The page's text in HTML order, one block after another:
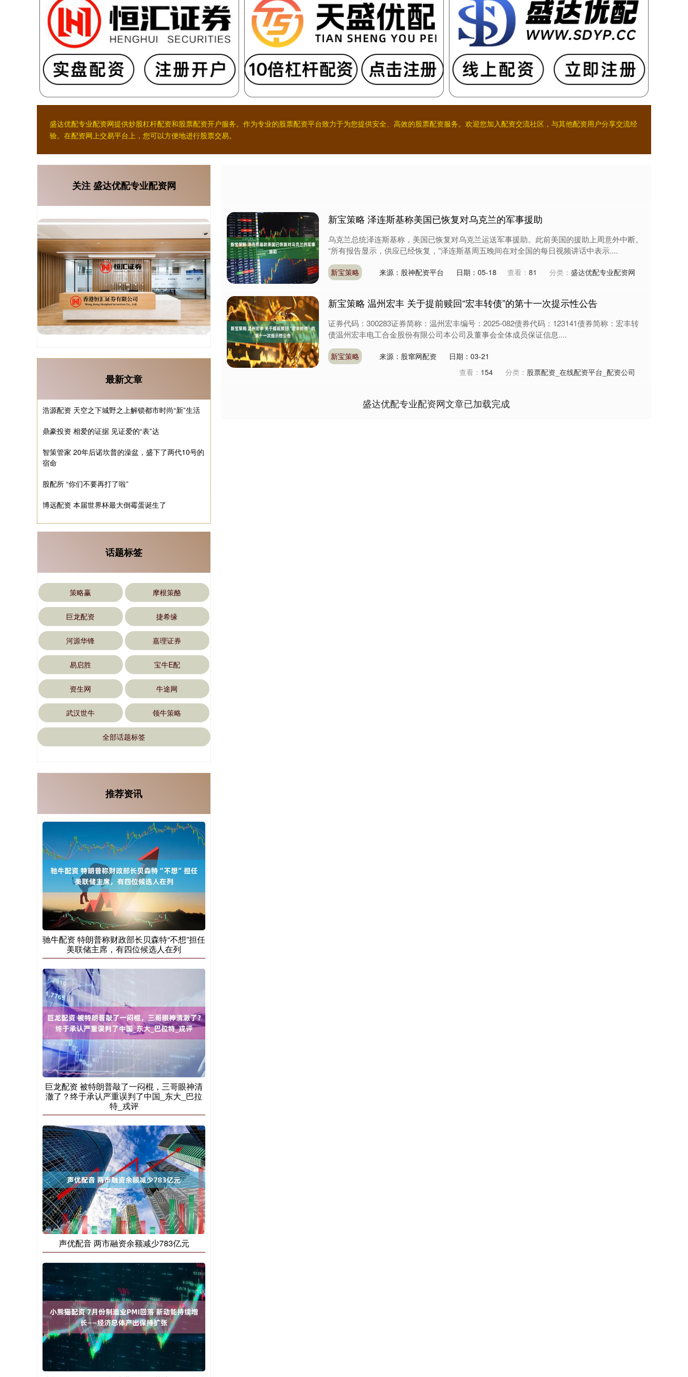
盛达优配专业配资网提供炒股杠杆配资和股票配资开户服务。作为专业的股票配资平台致力于为您提供安全、高效的股票配资服务。欢迎您加入配资交流社区，与其他配资用户分享交流经
验。在配资网上交易平台上，您可以方便地进行股票交易。
新宝策略 泽连斯基称美国已恢复对乌克兰的军事援助
乌克兰总统泽连斯基称，美国已恢复对乌克兰运送军事援助。此前美国的援助上周意外中断。
“所有报告显示，供应已经恢复，”泽连斯基周五晚间在对全国的每日视频讲话中表示....
新宝策略 来源：股神配资平台 日期：05-18 查看： 81 分类： 盛达优配专业配资网
新宝策略 温州宏丰 关于提前赎回“宏丰转债”的第十一次提示性公告
证券代码：300283证券简称：温州宏丰编号：2025-082债券代码：123141债券简称：宏丰转
债温州宏丰电工合金股份有限公司本公司及董事会全体成员保证信息....
新宝策略 来源：股窜网配资
日期：03-21
查看： 154 分类： 股票配资_在线配资平台_配资公司
盛达优配专业配资网文章已加载完成
关注 盛达优配专业配资网
最新文章
浩源配资 天空之下城野之上解锁都市时尚“新”生活
鼎豪投资 相爱的证据 见证爱的“表”达
智策管家 20年后诺坎普的澡盆，盛下了两代10号的
宿命
股配所 “你们不要再打了啦”
博远配资 本届世界杯最大倒霉蛋诞生了
话题标签
策略赢 摩根策酪
巨龙配资 捷希缘
河源华锋 嘉理证券
易启胜 宝牛E配
资生网 牛途网
武汉世牛 领牛策略
全部话题标签
推荐资讯
驰牛配资 特朗普称财政部长贝森特“不想”担任
美联储主席，有四位候选人在列
巨龙配资 被特朗普敲了一闷棍，三哥眼神清
澈了？终于承认严重误判了中国_东大_巴拉
特_戎评
声优配音 两市融资余额减少783亿元